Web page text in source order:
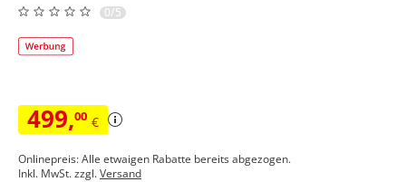
0/5
499,00 €
Onlinepreis: Alle etwaigen Rabatte bereits abgezogen.
Inkl. MwSt. zzgl.Versand